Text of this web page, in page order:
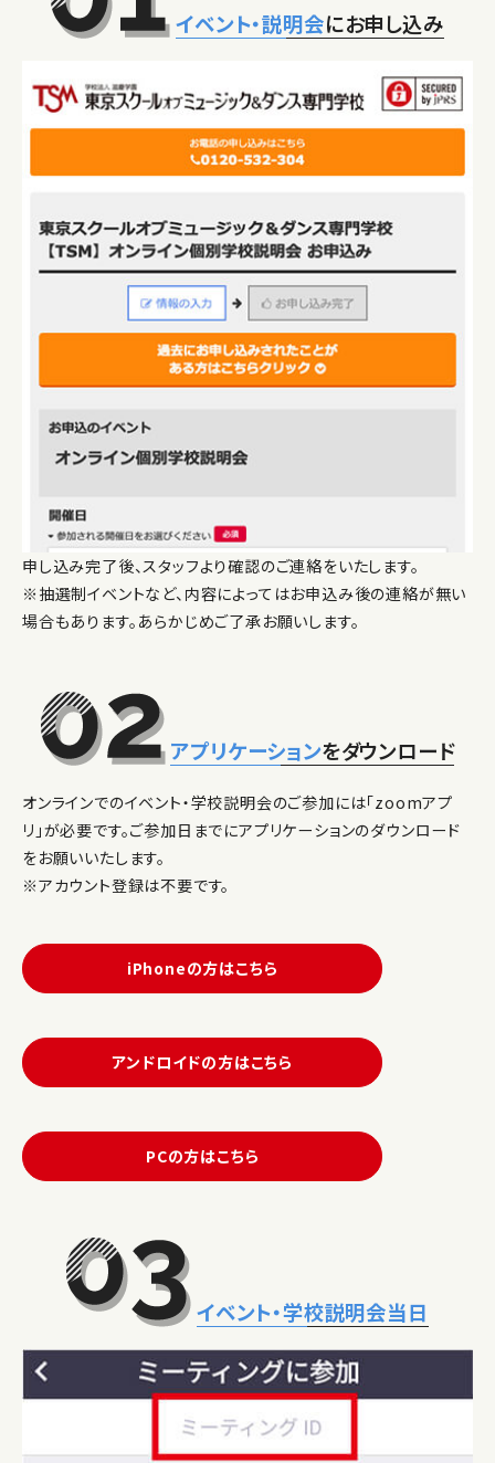
イベント・説明会にお申し込み
申し込み完了後、スタッフより確認のご連絡をいたします。
※抽選制イベントなど、内容によってはお申込み後の連絡が無い
場合もあります。あらかじめご了承お願いします。
アプリケーションをダウンロード
オンラインでのイベント・学校説明会のご参加には「zoomアプ
リ」が必要です。ご参加日までにアプリケーションのダウンロード
をお願いいたします。
※アカウント登録は不要です。
iPhoneの方はこちら
アンドロイドの方はこちら
PCの方はこちら
イベント・学校説明会当日